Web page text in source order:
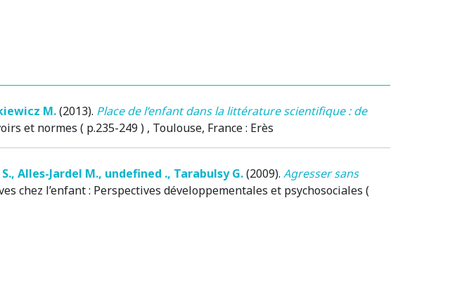
M.(2013). Place de l’enfant dans la littérature scientifique : de
et normes ( p.235-249 ) , Toulouse, France: Erès
, Alles-Jardel M., undefined ., Tarabulsy G.(2009). Agresser sans
chez l’enfant : Perspectives développementales et psychosociales (